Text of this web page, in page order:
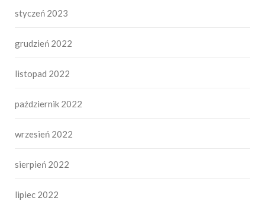
styczeń 2023
grudzień 2022
listopad 2022
październik 2022
wrzesień 2022
sierpień 2022
lipiec 2022